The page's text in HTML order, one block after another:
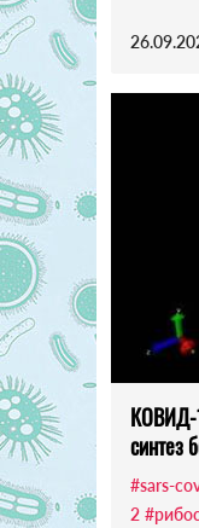
КОВИД-
синтез
#sars-
2